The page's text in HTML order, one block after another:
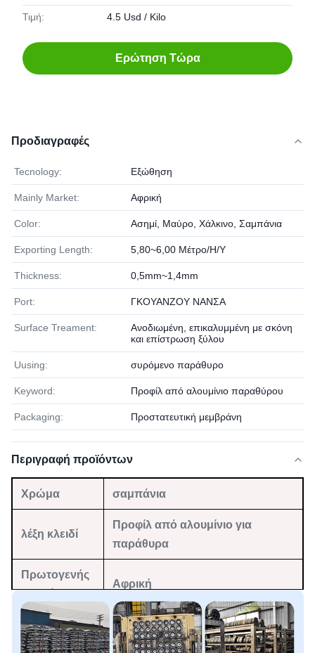
Τιμή: 4.5 Usd / Kilo
Ερώτηση Τώρα
Προδιαγραφές
Tecnology: Εξώθηση
Mainly Market: Αφρική
Color: Ασημί, Μαύρο, Χάλκινο, Σαμπάνια
Exporting Length: 5,80~6,00 Μέτρο/Η/Υ
Thickness: 0,5mm~1,4mm
Port: ΓΚΟΥΑΝΖΟΥ ΝΑΝΣΑ
Surface Treament:
Ανοδιωμένη, επικαλυμμένη με σκόνη
και επίστρωση ξύλου
Uusing: συρόμενο παράθυρο
Keyword: Προφίλ από αλουμίνιο παραθύρου
Packaging: Προστατευτική μεμβράνη
Περιγραφή προϊόντων
Χρώμα σαμπάνια
λέξη κλειδί
Προφίλ από αλουμίνιο για
παράθυρα
Πρωτογενής
αγορά
Αφρική
Υλικό 6063 Τ5